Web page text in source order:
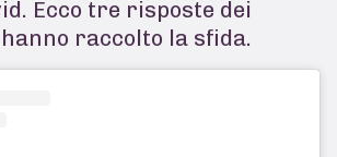
Ecco tre risposte dei
raccolto la sfida.